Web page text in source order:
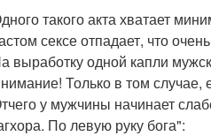
такого акта хватает
сексе отпадает, что
выработку одной капли
Только в том случае,
у мужчины начинает
По левую руку бога":